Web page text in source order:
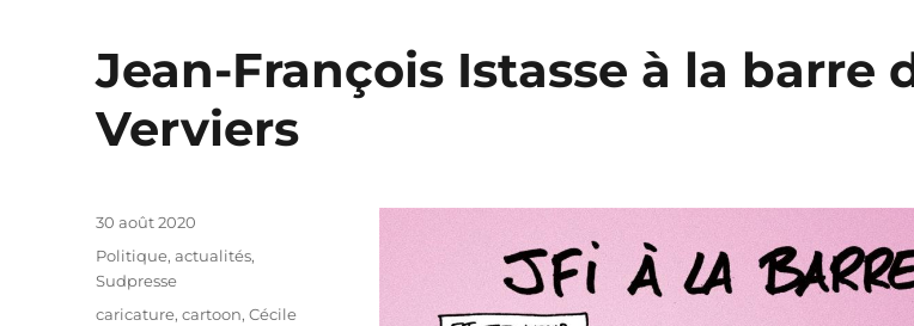
Jean-François Istasse à la barre
Verviers
Publié
30 août 2020
Catégories
Politique, actualités,
Sudpresse
Étiquettes
caricature,cartoon,Cécile